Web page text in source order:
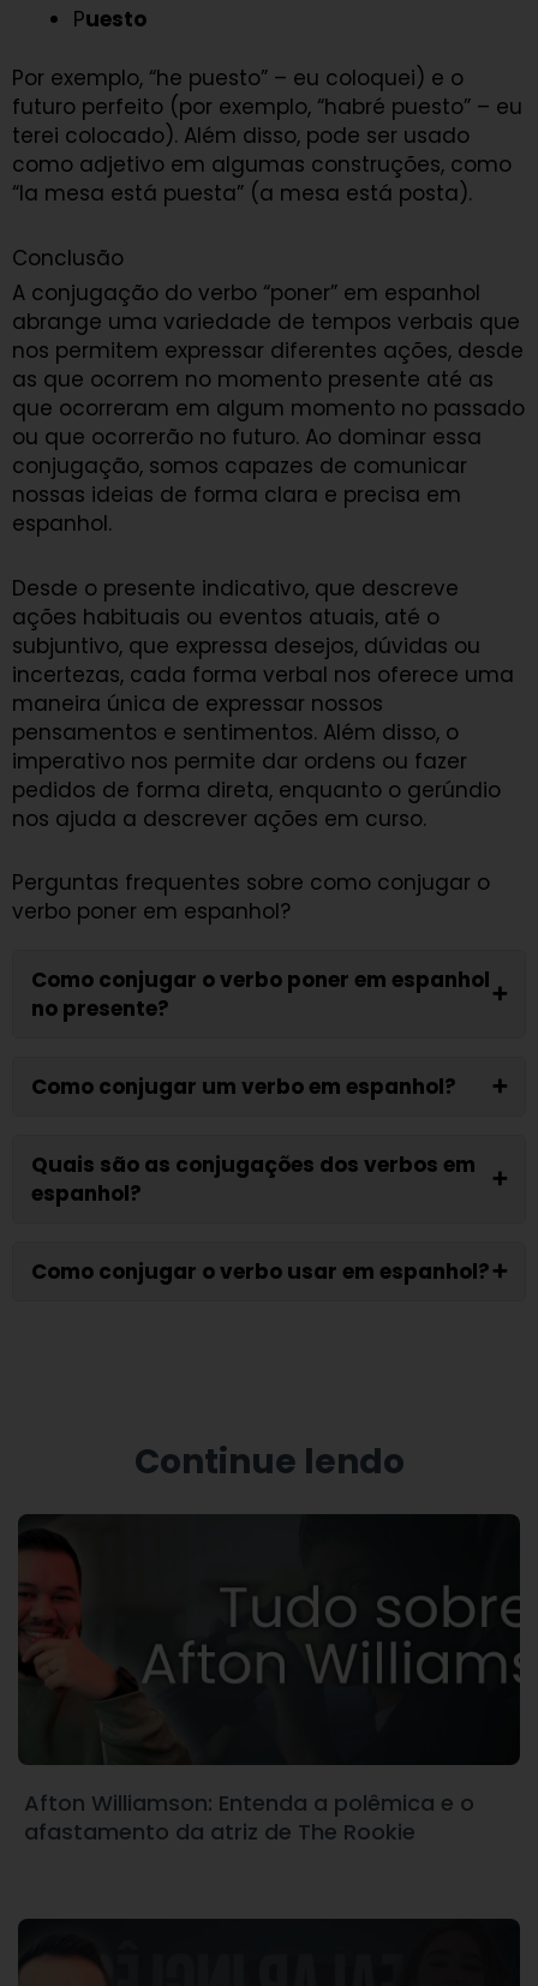
Puesto
Por exemplo, “he puesto” – eu coloquei) e o
futuro perfeito (por exemplo, “habré puesto” – eu
terei colocado). Além disso, pode ser usado
como adjetivo em algumas construções, como
“la mesa está puesta” (a mesa está posta).
Conclusão
A conjugação do verbo “poner” em espanhol
abrange uma variedade de tempos verbais que
nos permitem expressar diferentes ações, desde
as que ocorrem no momento presente até as
que ocorreram em algum momento no passado
ou que ocorrerão no futuro. Ao dominar essa
conjugação, somos capazes de comunicar
nossas ideias de forma clara e precisa em
espanhol.
Desde o presente indicativo, que descreve
ações habituais ou eventos atuais, até o
subjuntivo, que expressa desejos, dúvidas ou
incertezas, cada forma verbal nos oferece uma
maneira única de expressar nossos
pensamentos e sentimentos. Além disso, o
imperativo nos permite dar ordens ou fazer
pedidos de forma direta, enquanto o gerúndio
nos ajuda a descrever ações em curso.
Perguntas frequentes sobre como conjugar o
verbo poner em espanhol?
Como conjugar o verbo poner em espanhol
no presente?
➕
Como conjugar um verbo em espanhol? ➕
Quais são as conjugações dos verbos em
espanhol?
➕
Como conjugar o verbo usar em espanhol?➕
Continue lendo
Afton Williamson: Entenda a polêmica e o
afastamento da atriz de The Rookie